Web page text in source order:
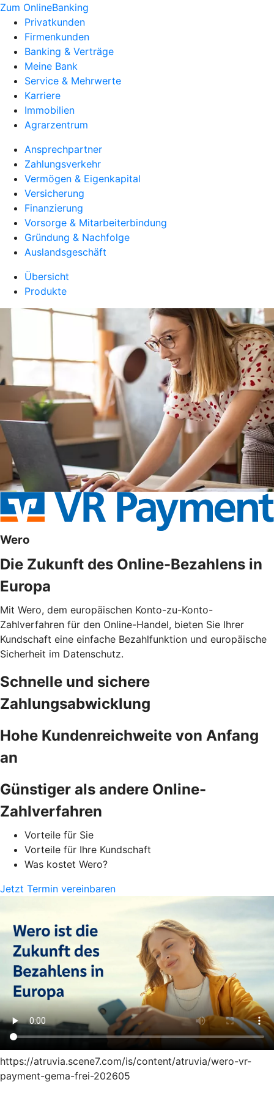
Zum OnlineBanking
Privatkunden
Firmenkunden
Banking & Verträge
Meine Bank
Service & Mehrwerte
Karriere
Immobilien
Agrarzentrum
Ansprechpartner
Zahlungsverkehr
Vermögen & Eigenkapital
Versicherung
Finanzierung
Vorsorge & Mitarbeiterbindung
Gründung & Nachfolge
Auslandsgeschäft
Übersicht
Produkte
Wero
Die Zukunft des Online-Bezahlens in
Europa
Mit Wero, dem europäischen Konto-zu-Konto-
Zahlverfahren für den Online-Handel, bieten Sie Ihrer
Kundschaft eine einfache Bezahlfunktion und europäische
Sicherheit im Datenschutz.
Schnelle und sichere
Zahlungsabwicklung
Hohe Kundenreichweite von Anfang
an
Günstiger als andere Online-
Zahlverfahren
Vorteile für Sie
Vorteile für Ihre Kundschaft
Was kostet Wero?
Jetzt Termin vereinbaren
https://atruvia.scene7.com/is/content/atruvia/wero-vr-
payment-gema-frei-202605